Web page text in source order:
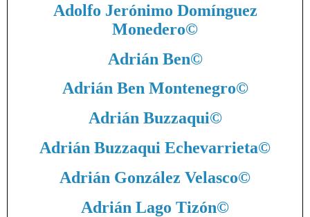
Adolfo Jerónimo Domínguez
Monedero©
Adrián Ben©
Adrián Ben Montenegro©
Adrián Buzzaqui©
Adrián Buzzaqui Echevarrieta©
Adrián González Velasco©
Adrián Lago Tizón©